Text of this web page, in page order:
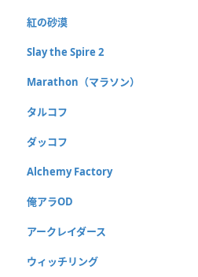
紅の砂漠
Slay the Spire 2
Marathon（マラソン）
タルコフ
ダッコフ
Alchemy Factory
俺アラOD
アークレイダース
ウィッチリング